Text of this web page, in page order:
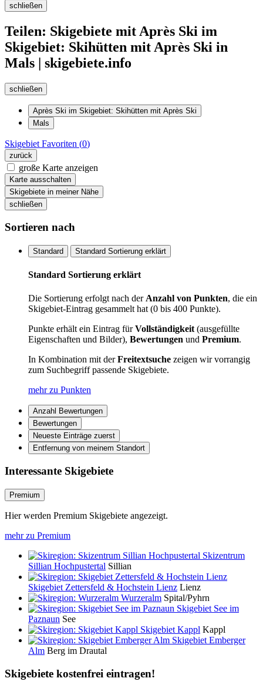
schließen
Teilen: Skigebiete mit Après Ski im
Skigebiet: Skihütten mit Après Ski in
Mals | skigebiete.info
schließen
Après Ski im Skigebiet: Skihütten mit Après Ski
Mals
Skigebiet Favoriten (0)
zurück
große Karte anzeigen
Karte ausschalten
Skigebiete in meiner Nähe
schließen
Sortieren nach
Standard Standard Sortierung erklärt
Standard Sortierung erklärt
Die Sortierung erfolgt nach der Anzahl von Punkten, die ein
Skigebiet-Eintrag gesammelt hat (0 bis 400 Punkte).
Punkte erhält ein Eintrag fürVollständigkeit (ausgefüllte
Eigenschaften und Bilder), Bewertungen und Premium.
In Kombination mit derFreitextsuche zeigen wir vorrangig
zum Suchbegriff passende Skigebiete.
mehr zu Punkten
Anzahl Bewertungen
Bewertungen
Neueste Einträge zuerst
Entfernung von meinem Standort
Interessante Skigebiete
Premium
Hier werden Premium Skigebiete angezeigt.
mehr zu Premium
Skizentrum
Sillian Hochpustertal Sillian
Skigebiet Zettersfeld & Hochstein Lienz Lienz
Wurzeralm Spital/Pyhrn
Skigebiet See im
Paznaun See
Skigebiet Kappl Kappl
Skigebiet Emberger
Alm Berg im Drautal
Skigebiete kostenfrei eintragen!